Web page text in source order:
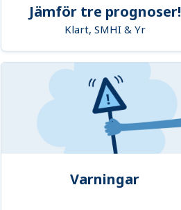
Jämför tre prognoser!
Klart, SMHI & Yr
Varningar